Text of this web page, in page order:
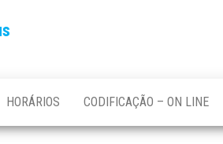
HORÁRIOS CODIFICAÇÃO – ON LINE